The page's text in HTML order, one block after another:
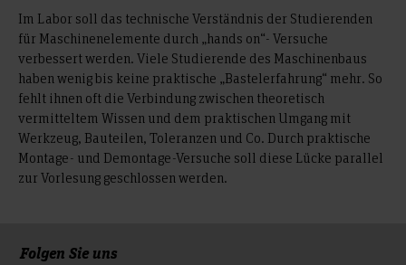
Im Labor soll das technische Verständnis der Studierenden
für Maschinenelemente durch „hands on“- Versuche
verbessert werden. Viele Studierende des Maschinenbaus
haben wenig bis keine praktische „Bastelerfahrung“ mehr. So
fehlt ihnen oft die Verbindung zwischen theoretisch
vermitteltem Wissen und dem praktischen Umgang mit
Werkzeug, Bauteilen, Toleranzen und Co. Durch praktische
Montage- und Demontage-Versuche soll diese Lücke parallel
zur Vorlesung geschlossen werden.
Folgen Sie uns